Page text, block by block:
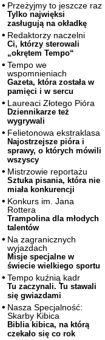
Przeżyjmy to jeszcze raz
Tylko najwięksi
zasługują na okładkę
Redaktorzy naczelni
Ci, którzy sterowali
„okrętem Tempo“
Tempo we
wspomnieniach
Gazeta, która została w
pamięci i w sercu
Laureaci Złotego Pióra
Dziennikarze też
wygrywali
Felietonowa ekstraklasa
Najostrzejsze pióra i
sprawy, o których mówili
wszyscy
Mistrzowie reportażu
Sztuka pisania, która nie
miała konkurencji
Konkurs im. Jana
Rottera
Trampolina dla młodych
talentów
Na zagranicznych
wyjazdach
Misje specjalne w
świecie wielkiego sportu
Tempo kuźnią kadr
Tu zaczynali. Tu stawali
się gwiazdami
Nasza Specjalność:
Skarby Kibica
Biblia kibica, na którą
czekało się co rok